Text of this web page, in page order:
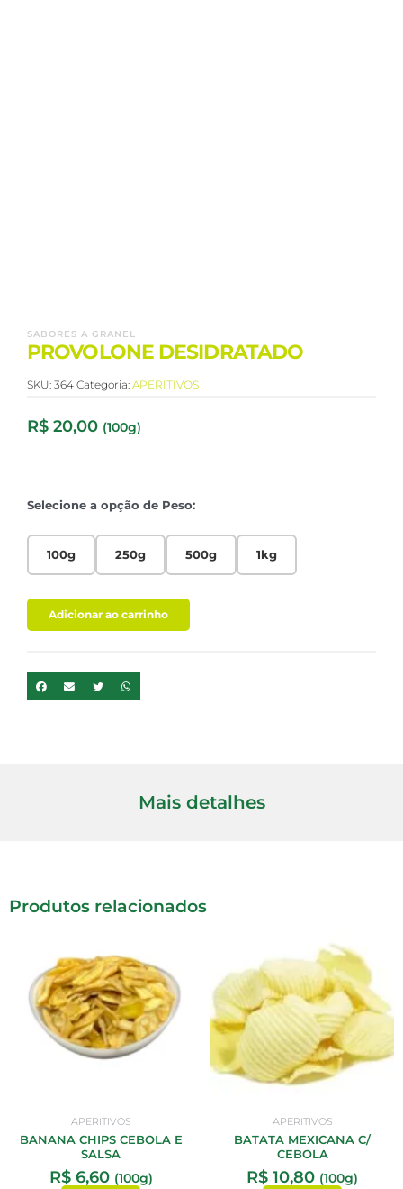
SABORES A GRANEL
PROVOLONE DESIDRATADO
SKU: 364 Categoria: APERITIVOS
R$ 20,00 (100g)
Selecione a opção de Peso:
100g 250g 500g 1kg
Adicionar ao carrinho
Mais detalhes
Produtos relacionados
APERITIVOS
BANANA CHIPS CEBOLA E
SALSA
R$6,60 (100g)
APERITIVOS
BATATA MEXICANA C/
CEBOLA
R$ 10,80 (100g)